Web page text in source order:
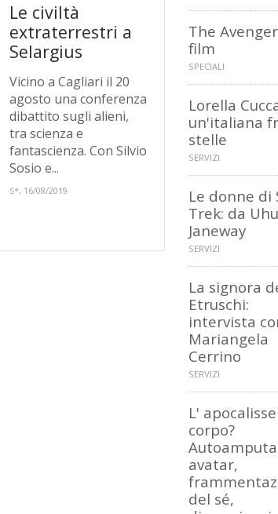
Le civiltà
extraterrestri a
Selargius
Vicino a Cagliari il 20
agosto una conferenza
dibattito sugli alieni,
tra scienza e
fantascienza. Con Silvio
Sosio e...
S*, 16/08/2019
The
film
SPECIALI
Lorella
un'italiana
stelle
SERVIZI
Le donne di
Trek: da
Janeway
SERVIZI
La signora
Etruschi:
intervista
Mariangela
Cerrino
SERVIZI
L'
corpo?
avatar,
del sé,